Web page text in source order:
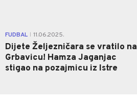
FUDBAL 11.06.2025.
Dijete Željezničara se vratilo na
Grbavicu! Hamza Jaganjac
stigao na pozajmicu iz Istre